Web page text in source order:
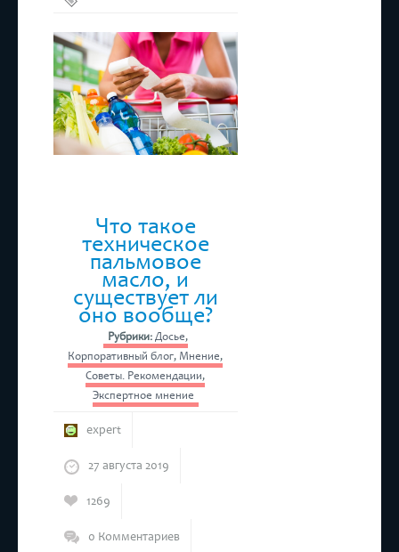
питание
Что такое
техническое
пальмовое
масло, и
существует ли
оно вообще?
Рубрики: Досье,
Корпоративный блог, Мнение,
Советы. Рекомендации,
Экспертное мнение
expert
27 августа 2019
1269
0 Комментариев